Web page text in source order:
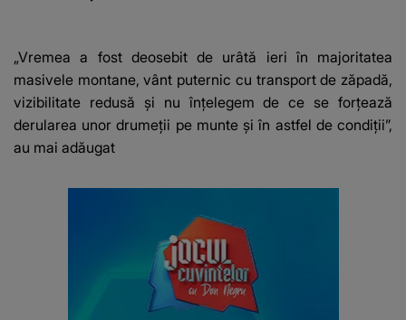
binecuvântată!”
animalul a început să
o distrugă i-a lăsat pe
MARTORI FĂRĂ
REACȚIE. Ce a urmat
și ce s-a întâmplat cu
„Vremea a fost deosebit de urâtă ieri în majoritatea
masivele montane, vânt puternic cu transport de zăpadă,
vizibilitate redusă și nu înțelegem de ce se forțează
derularea unor drumeții pe munte și în astfel de condiții”,
au mai adăugat